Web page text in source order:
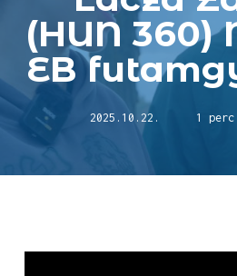
(HUN 360)
EB
2025.10.22. 1